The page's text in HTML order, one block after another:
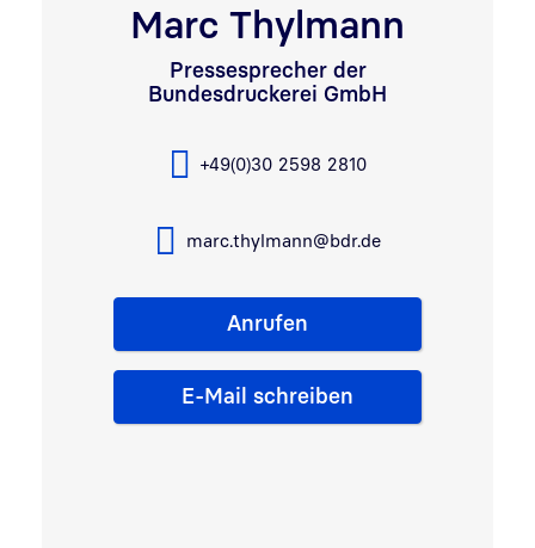
Marc Thylmann
Pressesprecher der
Bundesdruckerei GmbH
+49(0)30 2598 2810
marc.thylmann@bdr.de
Anrufen
E-Mail schreiben